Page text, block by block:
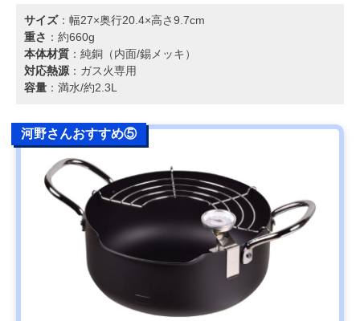
サイズ：幅27×奥行20.4×高さ9.7cm
重さ ：約660g
本体材質 ：純銅（内面/錫メッキ）
対応熱源 ：ガス火専用
容量 ：満水/約2.3L
河野さんおすすめ⑤